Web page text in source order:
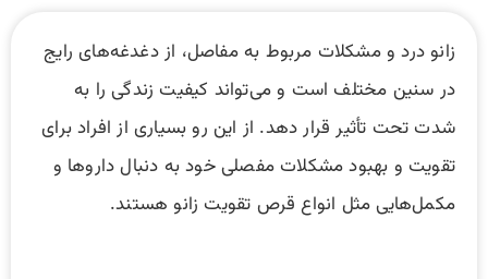
زانو درد و مشکلات مربوط به مفاصل، از دغدغه‌های رایج
در سنین مختلف است و می‌تواند کیفیت زندگی را به
شدت تحت تأثیر قرار دهد. از این رو بسیاری از افراد برای
تقویت و بهبود مشکلات مفصلی خود به دنبال داروها و
مکمل‌هایی مثل انواع قرص تقویت زانو هستند.